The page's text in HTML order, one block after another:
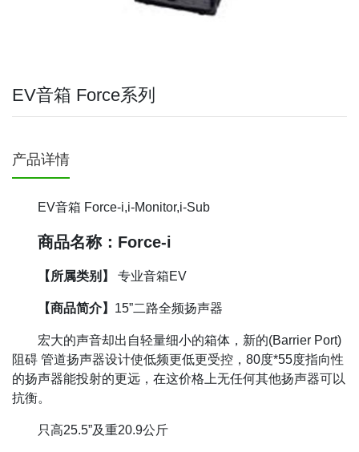
EV音箱 Force系列
产品详情
EV音箱 Force-i,i-Monitor,i-Sub
商品名称：Force-i
【所属类别】 专业音箱EV
【商品简介】 15”二路全频扬声器
宏大的声音却出自轻量细小的箱体，新的(Barrier Port)
阻碍 管道扬声器设计使低频更低更受控，80度*55度指向性
的扬声器能投射的更远，在这价格上无任何其他扬声器可以
抗衡。
只高25.5”及重20.9公斤